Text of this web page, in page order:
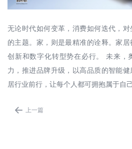
无论时代如何变革，消费如何迭代，
的主题。家，则是最精准的诠释。家居
创新和数字化转型势在必行。 未来，
力，推进品牌升级，以高品质的智能
居行业前行，让每个人都可拥抱属于自
 上一篇